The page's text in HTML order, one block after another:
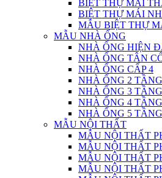
BIỆT THỰ MÁI
BIỆT THỰ MÁI
MẪU BIỆT THỰ
MẪU NHÀ ỐNG
NHÀ ỐNG HIỆN
NHÀ ỐNG TÂN
NHÀ ỐNG CẤP 4
NHÀ ỐNG 2 TẦNG
NHÀ ỐNG 3 TẦNG
NHÀ ỐNG 4 TẦNG
NHÀ ỐNG 5 TẦNG
MẪU NỘI THẤT
MẪU NỘI THẤT
MẪU NỘI THẤT
MẪU NỘI THẤT
MẪU NỘI THẤT